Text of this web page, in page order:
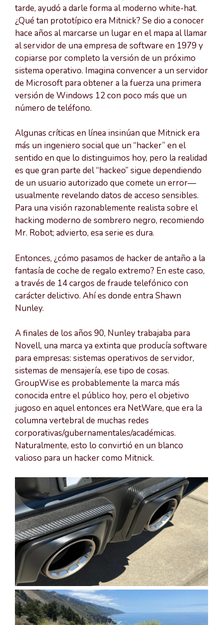
tarde, ayudó a darle forma al moderno white-hat.
¿Qué tan prototípico era Mitnick? Se dio a conocer
hace años al marcarse un lugar en el mapa al llamar
al servidor de una empresa de software en 1979 y
copiarse por completo la versión de un próximo
sistema operativo. Imagina convencer a un servidor
de Microsoft para obtener a la fuerza una primera
versión de Windows 12 con poco más que un
número de teléfono.
Algunas críticas en línea insinúan que Mitnick era
más un ingeniero social que un “hacker” en el
sentido en que lo distinguimos hoy, pero la realidad
es que gran parte del “hackeo” sigue dependiendo
de un usuario autorizado que comete un error—
usualmente revelando datos de acceso sensibles.
Para una visión razonablemente realista sobre el
hacking moderno de sombrero negro, recomiendo
Mr. Robot; advierto, esa serie es dura.
Entonces, ¿cómo pasamos de hacker de antaño a la
fantasía de coche de regalo extremo? En este caso,
a través de 14 cargos de fraude telefónico con
carácter delictivo. Ahí es donde entra Shawn
Nunley.
A finales de los años 90, Nunley trabajaba para
Novell, una marca ya extinta que producía software
para empresas: sistemas operativos de servidor,
sistemas de mensajería, ese tipo de cosas.
GroupWise es probablemente la marca más
conocida entre el público hoy, pero el objetivo
jugoso en aquel entonces era NetWare, que era la
columna vertebral de muchas redes
corporativas/gubernamentales/académicas.
Naturalmente, esto lo convirtió en un blanco
valioso para un hacker como Mitnick.